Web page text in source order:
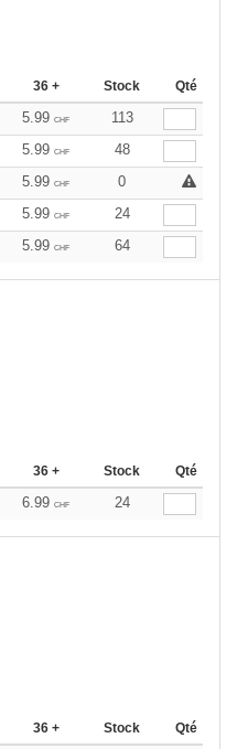
36 + Stock Qté
5.99 CHF
113
5.99 CHF
48
5.99 CHF
0
5.99 CHF
24
5.99 CHF 64
36 + Stock Qté
6.99 CHF 24
36 + Stock Qté